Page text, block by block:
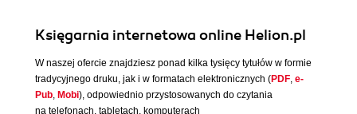
Księgarnia internetowa online Helion.pl
W naszej ofercie znajdziesz ponad kilka tysięcy tytułów w formie
tradycyjnego druku, jak i w formatach elektronicznych (PDF, e-
Pub, Mobi), odpowiednio przystosowanych do czytania
na telefonach, tabletach, komputerach